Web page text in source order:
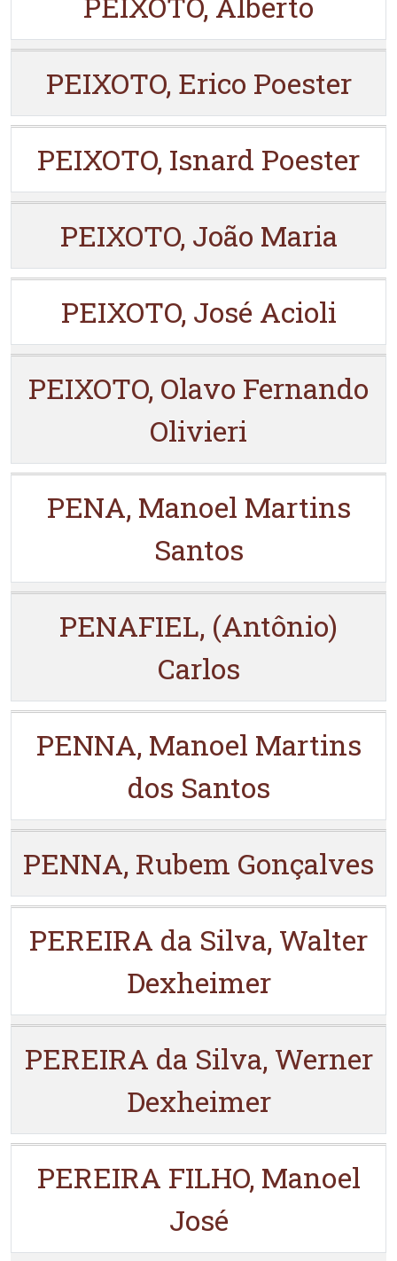
PEIXOTO, Erico Poester
PEIXOTO, Isnard Poester
PEIXOTO, João Maria
PEIXOTO, José Acioli
PEIXOTO, Olavo Fernando
Olivieri
PENA, Manoel Martins
Santos
PENAFIEL, (Antônio)
Carlos
PENNA, Manoel Martins
dos Santos
PENNA, Rubem Gonçalves
PEREIRA da Silva, Walter
Dexheimer
PEREIRA da Silva, Werner
Dexheimer
PEREIRA FILHO, Manoel
José